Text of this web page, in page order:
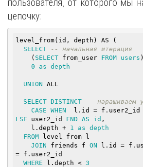
пользователя, от которого мы
цепочку:
level_from(id, depth) AS (
SELECT
-- начальная итерация
    (
SELECT from_user FROM users
0
as depth
UNION ALL
SELECT DISTINCT
-- наращиваем
CASE WHEN
  l.id = f.user2_id
LSE user2_id END AS id ,
    l.depth +
1 as depth
FROM level_from l
JOIN friends f ON l.id =
= f.user2_id
WHERE l.depth < 3